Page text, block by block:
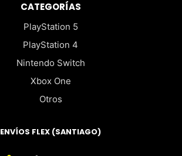
CATEGORÍAS
PlayStation 5
PlayStation 4
Nintendo Switch
Xbox One
Otros
ENVÍOS FLEX (SANTIAGO)